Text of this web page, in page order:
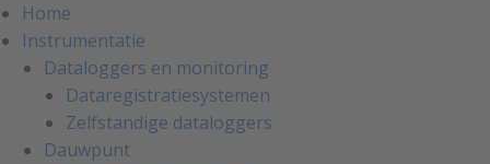
Home
Instrumentatie
Dataloggers en monitoring
Dataregistratiesystemen
Zelfstandige dataloggers
Dauwpunt